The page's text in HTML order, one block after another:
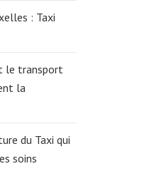
: Taxi
le transport
la
du Taxi qui
soins